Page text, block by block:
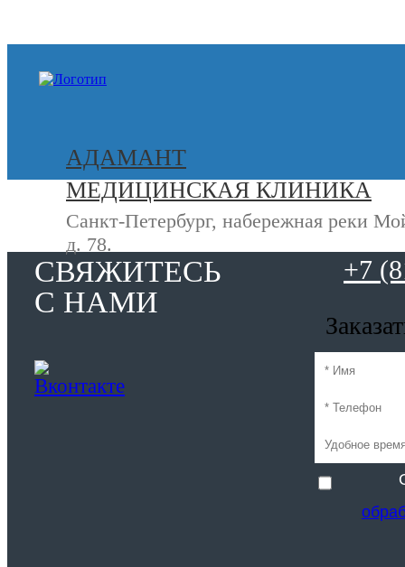
АДАМАНТ
МЕДИЦИНСКАЯ КЛИНИКА
Санкт-Петербург, набережная реки
д. 78.
СВЯЖИТЕСЬ
С НАМИ
+7